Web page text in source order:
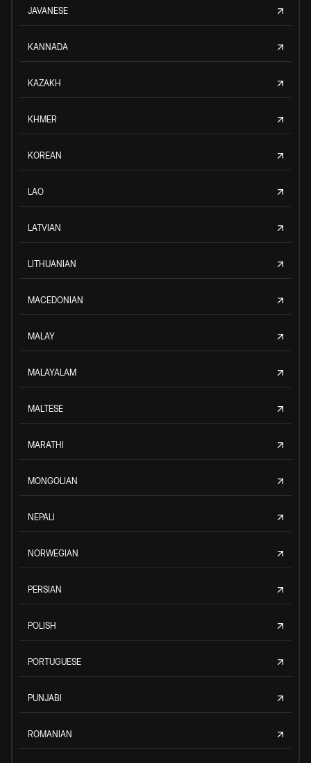
JAVANESE
KANNADA
KAZAKH
KHMER
KOREAN
LAO
LATVIAN
LITHUANIAN
MACEDONIAN
MALAY
MALAYALAM
MALTESE
MARATHI
MONGOLIAN
NEPALI
NORWEGIAN
PERSIAN
POLISH
PORTUGUESE
PUNJABI
ROMANIAN